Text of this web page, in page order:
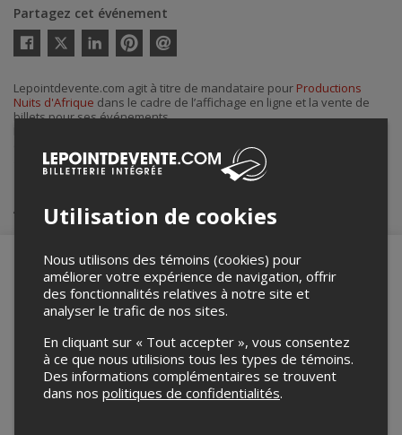
Partagez cet événement
Twitter
courriel
Lepointdevente.com agit à titre de mandataire pour Productions
Nuits d'Afrique dans le cadre de l’affichage en ligne et la vente de
billets pour ses événements.
Productions Nuits d'Afrique
info@festivalnuitsdafrique.com.
Achat de billets
Merci de confirmer que vous n'êtes pas un
Utilisation de cookies
Nous utilisons des témoins (cookies) pour
améliorer votre expérience de navigation, offrir
des fonctionnalités relatives à notre site et
analyser le trafic de nos sites.
En cliquant sur « Tout accepter », vous consentez
à ce que nous utilisions tous les types de témoins.
Des informations complémentaires se trouvent
dans nos politiques de confidentialités.